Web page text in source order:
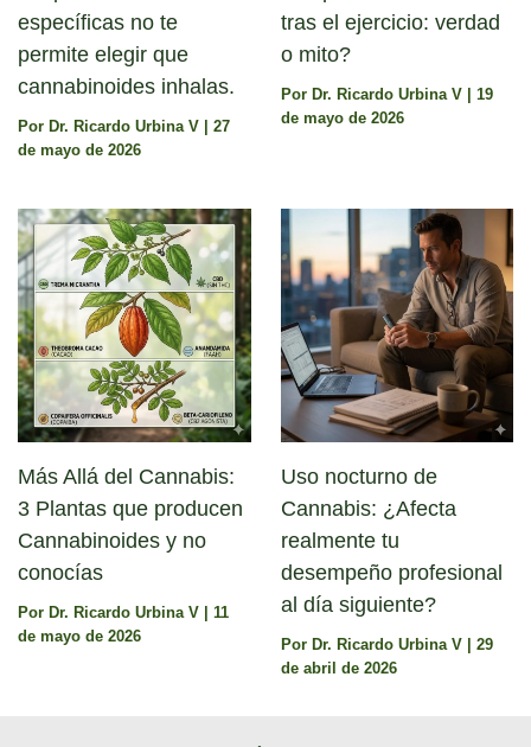
específicas no te
permite elegir que
cannabinoides inhalas.
Por Dr. Ricardo Urbina V
27
de mayo de 2026
tras el ejercicio: verdad
o mito?
Por Dr. Ricardo Urbina V
19
de mayo de 2026
Más Allá del Cannabis:
3 Plantas que producen
Cannabinoides y no
conocías
Por Dr. Ricardo Urbina V
11
de mayo de 2026
Uso nocturno de
Cannabis: ¿Afecta
realmente tu
desempeño profesional
al día siguiente?
Por Dr. Ricardo Urbina V
29
de abril de 2026